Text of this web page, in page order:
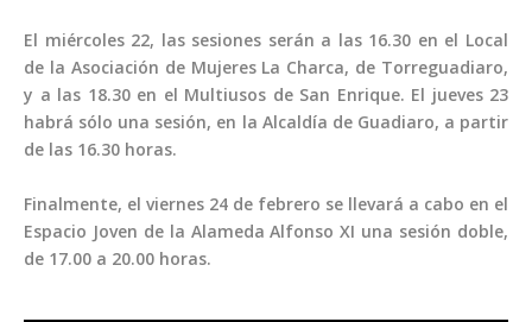
El miércoles 22, las sesiones serán a las 16.30 en el Local
de la Asociación de Mujeres La Charca, de Torreguadiaro,
y a las 18.30 en el Multiusos de San Enrique. El jueves 23
habrá sólo una sesión, en la Alcaldía de Guadiaro, a partir
de las 16.30 horas.
Finalmente, el viernes 24 de febrero se llevará a cabo en el
Espacio Joven de la Alameda Alfonso XI una sesión doble,
de 17.00 a 20.00 horas.